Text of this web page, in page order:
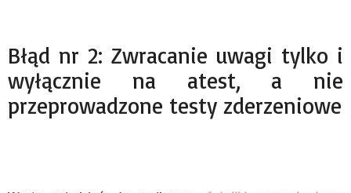
Błąd nr 2: Zwracanie uwagi tylko i
wyłącznie na atest, a nie
przeprowadzone testy zderzeniowe